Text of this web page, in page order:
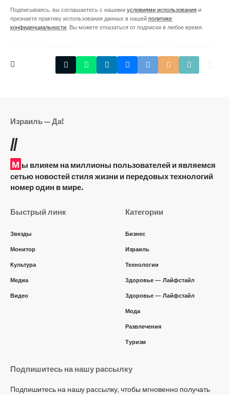
Подписываясь, вы соглашаетесь с нашими условиями использования и
признаете практику использования данных в нашей политике
конфиденциальности . Вы можете отказаться от подписки в любое время.
Израиль — Да!
//
М ы влияем на миллионы пользователей и являемся
сетью новостей стиля жизни и передовых технологий
номер один в мире.
Быстрый линк
Звезды
Монитор
Культура
Медиа
Видео
Категории
Бизнес
Израиль
Технологии
Здоровье — Лайфстайл
Здоровье — Лайфстайл
Мода
Развлечения
Туризм
Подпишитесь на нашу рассылку
Подпишитесь на нашу рассылку, чтобы мгновенно получать